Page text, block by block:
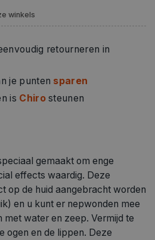
winkels
retourneren in
je punten sparen
is Chirosteunen
gemaakt om enge
effects waardig. Deze
op de huid aangebracht worden
en u kunt er nepwonden mee
met water en zeep. Vermijd te
ogen en de lippen. Deze